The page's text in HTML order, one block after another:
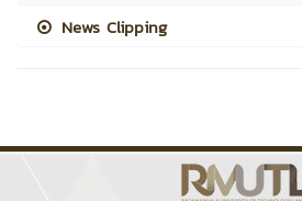
News Clipping